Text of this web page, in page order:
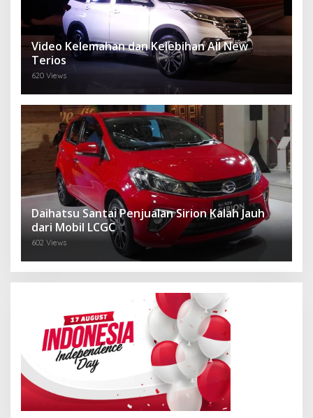
Video Kelemahan dan Kelebihan All New
Terios
620 Views
Daihatsu Santai Penjualan Sirion Kalah Jauh
dari Mobil LCGC
602 Views